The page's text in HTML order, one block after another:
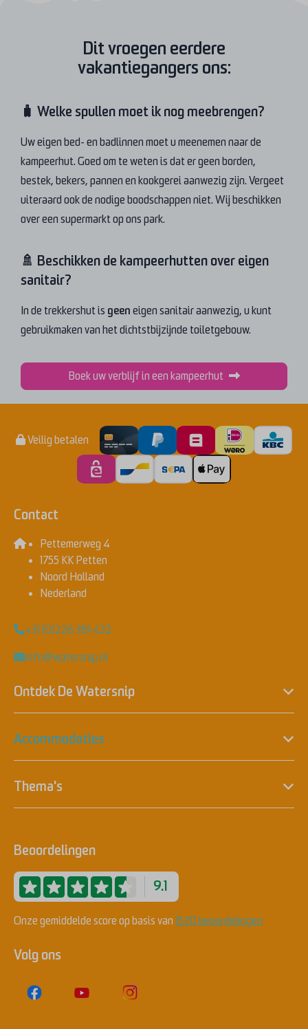
Dit vroegen eerdere
vakantiegangers ons:
🧳 Welke spullen moet ik nog meebrengen?
Uw eigen bed- en badlinnen moet u meenemen naar de
kampeerhut. Goed om te weten is dat er geen borden,
bestek, bekers, pannen en kookgerei aanwezig zijn. Vergeet
uiteraard ook de nodige boodschappen niet. Wij beschikken
over een supermarkt op ons park.
🚿 Beschikken de kampeerhutten over eigen
sanitair?
In de trekkershut is geen eigen sanitair aanwezig, u kunt
gebruikmaken van het dichtstbijzijnde toiletgebouw.
Boek uw verblijf in een kampeerhut
Veilig betalen
Contact
Pettemerweg 4
1755 KK Petten
Noord Holland
Nederland
+31 (0)226 381 432
info@watersnip.nl
Ontdek De Watersnip
Accommodaties
Thema's
Beoordelingen
9.1
Onze gemiddelde score op basis van 1520 beoordelingen
Volg ons